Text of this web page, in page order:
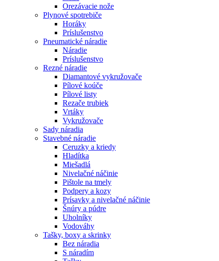
Orezávacie nože
Plynové spotrebiče
Horáky
Príslušenstvo
Pneumatické náradie
Náradie
Príslušenstvo
Rezné náradie
Diamantové vykružovače
Pílové koúče
Pílové listy
Rezače trubiek
Vrtáky
Vykružovače
Sady náradia
Stavebné náradie
Ceruzky a kriedy
Hladítka
Miešadlá
Nivelačné náčinie
Pištole na tmely
Podpery a kozy
Prísavky a nivelačné náčinie
Šnúry a púdre
Uholníky
Vodováhy
Tašky, boxy a skrinky
Bez náradia
S náradím